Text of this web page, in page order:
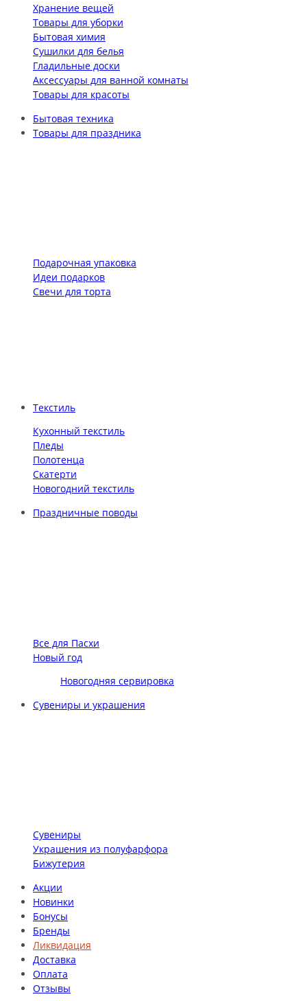
Хранение вещей
Товары для уборки
Бытовая химия
Сушилки для белья
Гладильные доски
Аксессуары для ванной комнаты
Товары для красоты
Бытовая техника
Товары для праздника
Подарочная упаковка
Идеи подарков
Свечи для торта
Текстиль
Кухонный текстиль
Пледы
Полотенца
Скатерти
Новогодний текстиль
Праздничные поводы
Все для Пасхи
Новый год
Новогодняя сервировка
Сувениры и украшения
Сувениры
Украшения из полуфарфора
Бижутерия
Акции
Новинки
Бонусы
Бренды
Ликвидация
Доставка
Оплата
Отзывы